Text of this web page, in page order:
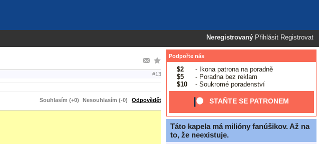
Neregistrovaný Přihlásit Registrovat
#13
Souhlasím (+0) Nesouhlasím (-0) Odpovědět
Podpořte nás
$2
- Ikona patrona na poradně
$5
- Poradna bez reklam
$10
- Soukromé poradenství
STAŇTE SE PATRONEM
Táto kapela má milióny fanúšikov. Až na
to, že neexistuje.